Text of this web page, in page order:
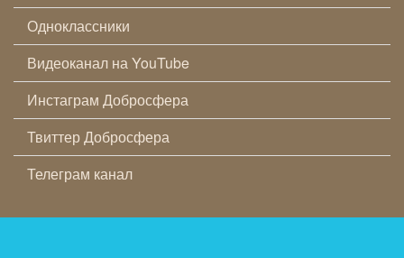
Одноклассники
Видеоканал на YouTube
Инстаграм Добросфера
Твиттер Добросфера
Телеграм канал